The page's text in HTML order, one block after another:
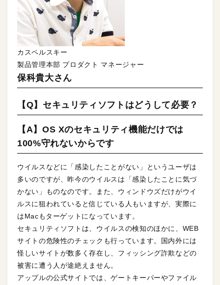
カスペルスキー
製品管理本部 プロダクト マネージャー
保科貴大さん
【Q】セキュリティソフトはどうして必要？
【A】OS Xのセキュリティ機能だけでは
100%守れないからです
ウイルスなどに「感染したことがない」というユーザは
多いのですが、昨今のウイルスは「感染したことに気づ
かない」ものなのです。また、ウィンドウズだけがウイ
ルスに狙われていると信じている人もいますが、実際に
はMacもターゲットになっています。
セキュリティソフトは、ウイルスの検知のほかに、WEB
サイトの危険性のチェックも行っています。国内外には
怪しいサイトが数多く存在し、フィッシング詐欺などの
被害に遭う人が途絶えません。
アップルの公式サイトでは、ゲートキーパーやファイル